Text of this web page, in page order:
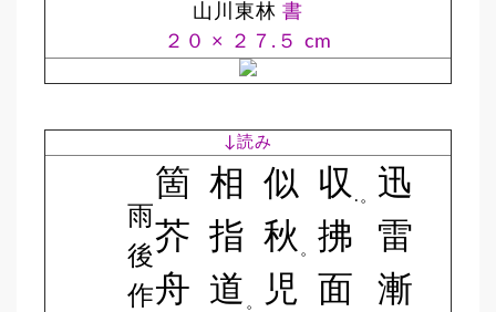
山川東林 書
２０ × ２７.５ cm
↓読み
雨
後
作
箇
芥
舟
相
指
道 。
似
秋 。
児
収 .。
拂
面
迅
雷
漸